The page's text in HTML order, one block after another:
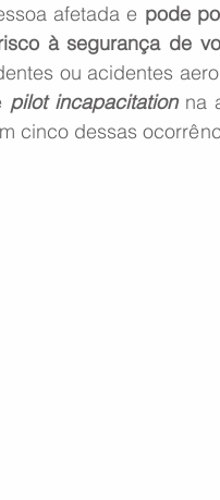
afetada e pode
à segurança de
ou acidentes
pilot incapacitation na
cinco dessas